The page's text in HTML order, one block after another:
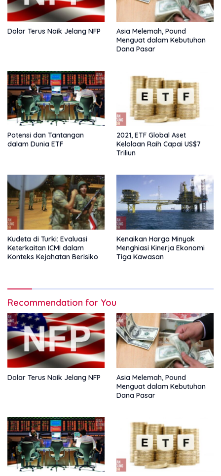
Dolar Terus Naik Jelang NFP
Asia Melemah, Pound
Menguat dalam Kebutuhan
Dana Pasar
Potensi dan Tantangan
dalam Dunia ETF
2021, ETF Global Aset
Kelolaan Raih Capai US$7
Triliun
Kudeta di Turki: Evaluasi
Keterkaitan ICMI dalam
Konteks Kejahatan Berisiko
Kenaikan Harga Minyak
Menghiasi Kinerja Ekonomi
Tiga Kawasan
Recommendation for You
Dolar Terus Naik Jelang NFP
Asia Melemah, Pound
Menguat dalam Kebutuhan
Dana Pasar